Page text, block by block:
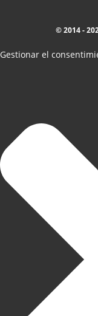
© 2014 -
Gestionar el